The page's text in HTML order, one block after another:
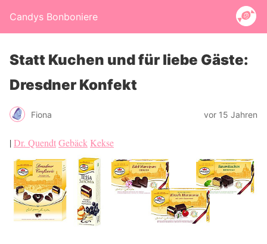
Candys Bonboniere
Statt Kuchen und für liebe Gäste:
Dresdner Konfekt
Fiona vor 15 Jahren
|Dr. QuendtGebäck Kekse